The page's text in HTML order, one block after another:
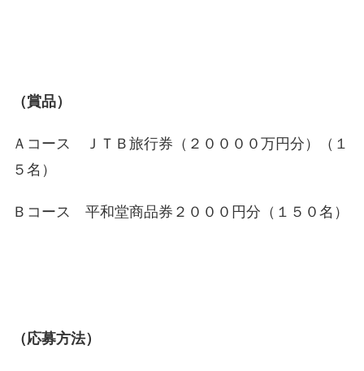
（賞品）
Ａコース ＪＴＢ旅行券（２００００万円分）（１
５名）
Ｂコース 平和堂商品券２０００円分（１５０名）
（応募方法）